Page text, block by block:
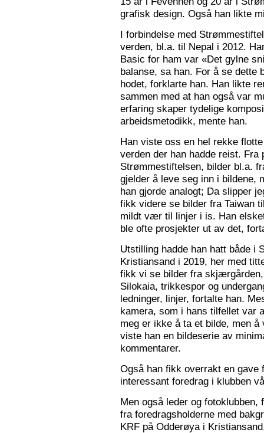
grafisk design. Også han likte
I forbindelse med
verden, bl.a. til Nepal i 2012.
Basic for ham var «Det gylne
balanse, sa han. For å se dette
hodet, forklarte han. Han likte
sammen med at han også var
erfaring skaper tydelige
arbeidsmetodikk, mente han.
Han viste oss en hel rekke
verden der han hadde reist. Fra
Strømmestiftelsen, bilder bl.a.
gjelder å leve seg inn i bildene,
han gjorde analogt; Da slipper
fikk videre se bilder fra Taiwan
mildt vær til linjer i is. Han
ble ofte prosjekter ut av det,
Utstilling hadde han hatt både i
Kristiansand i 2019, her med
fikk vi se bilder fra
Silokaia, trikkespor og
ledninger, linjer, fortalte han.
kamera, som i hans tilfellet var
meg er ikke å ta et bilde, men
viste han en bildeserie av
kommentarer.
Også han fikk overrakt en gave
interessant foredrag i klubben
Men også leder og
fra foredragsholderne med
KRF på Odderøya i